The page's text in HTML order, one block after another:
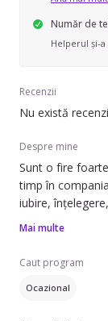
Număr de
Helperul și-
Recenzii
Nu există
Despre mine
Sunt o fire
timp în
iubire,
gata să creez
copii în vârstă
voi descurca si
Mai multe
Caut program
Ocazional